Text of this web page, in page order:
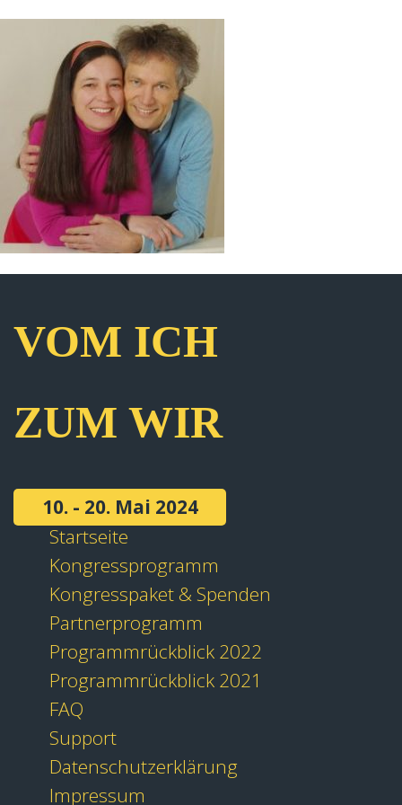
VOM ICH
ZUM WIR
10. - 20. Mai 2024
Startseite
Kongressprogramm
Kongresspaket & Spenden
Partnerprogramm
Programmrückblick 2022
Programmrückblick 2021
FAQ
Support
Datenschutzerklärung
Impressum